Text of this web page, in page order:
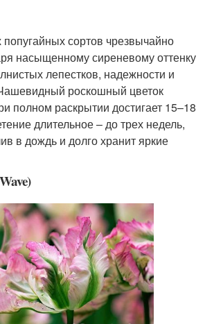
сортов чрезвычайно
насыщенному сиреневому оттенку
лепестков, надежности и
роскошный цветок
полном раскрытии достигает 15–18
длительное – до трех недель,
в дождь и долго хранит яркие